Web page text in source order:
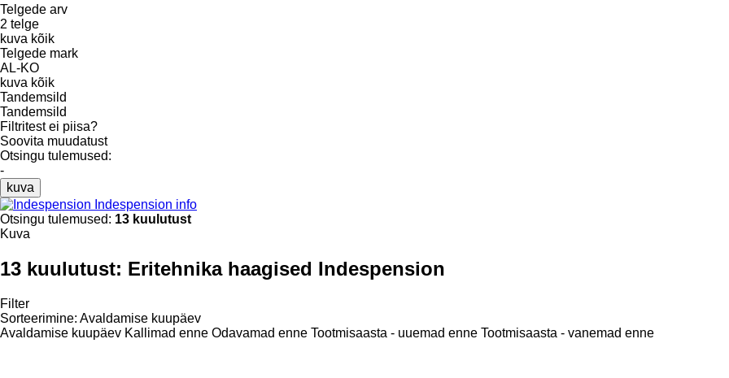
Telgede arv
2 telge
kuva kõik
Telgede mark
AL-KO
kuva kõik
Tandemsild
Tandemsild
Filtritest ei piisa?
Soovita muudatust
Otsingu tulemused:
-
kuva
Indespension info
Otsingu tulemused: 13 kuulutust
Kuva
13 kuulutust: Eritehnika haagised Indespension
Filter
Sorteerimine: Avaldamise kuupäev
Avaldamise kuupäev Kallimad enne Odavamad enne Tootmisaasta - uuemad enne Tootmisaasta - vanemad enne